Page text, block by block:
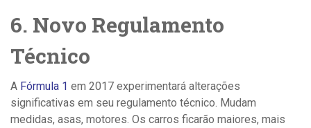
6. Novo Regulamento
Técnico
A Fórmula 1 em 2017 experimentará alterações
significativas em seu regulamento técnico. Mudam
medidas, asas, motores. Os carros ficarão maiores, mais